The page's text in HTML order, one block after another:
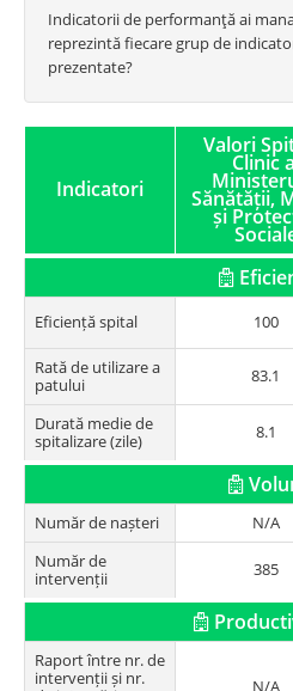
Indicatorii de performanţă ai
reprezintă fiecare grup de
prezentate?
Indicatori
Valori
Clinic
Sănătății,
și
Eficiență spital 100
Rată de utilizare a
patului
83.1
Durată medie de
spitalizare (zile)
8.1
Număr de nașteri N/A
Număr de
intervenții
385
Raport între nr. de
intervenții și nr.
N/A